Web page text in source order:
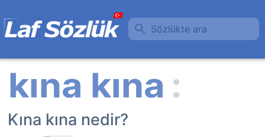
Sözlükte ara
Kına kına nedir?